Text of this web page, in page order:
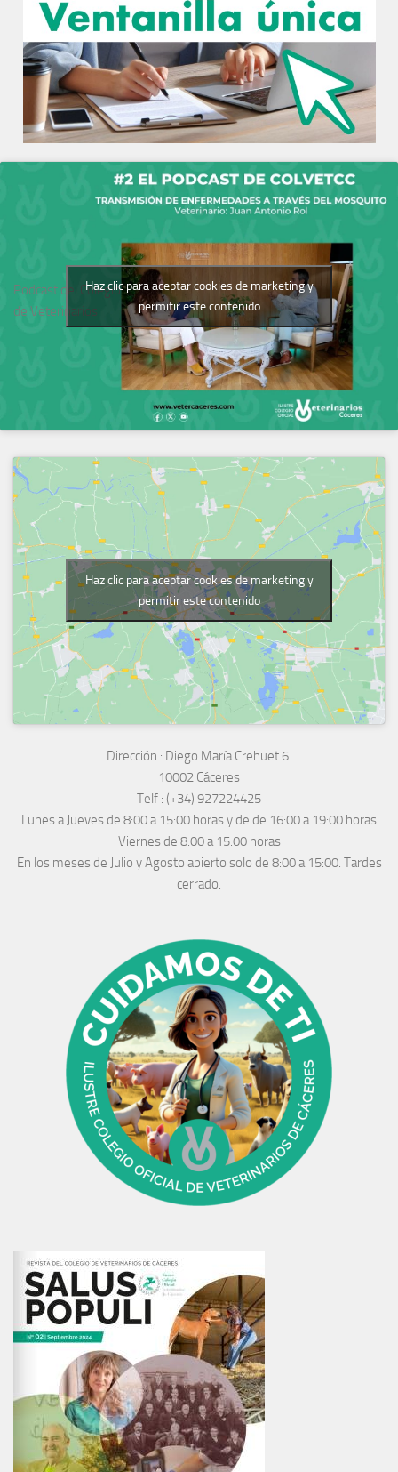
Podcast del Colegio
de Veterinarios
Haz clic para aceptar cookies de marketing y
permitir este contenido
Haz clic para aceptar cookies de marketing y
permitir este contenido
Dirección : Diego María Crehuet 6.
10002 Cáceres
Telf : (+34) 927224425
Lunes a Jueves de 8:00 a 15:00 horas y de de 16:00 a 19:00 horas
Viernes de 8:00 a 15:00 horas
En los meses de Julio y Agosto abierto solo de 8:00 a 15:00. Tardes
cerrado.